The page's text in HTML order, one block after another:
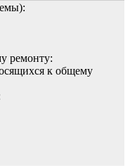
ремонту:
к общему